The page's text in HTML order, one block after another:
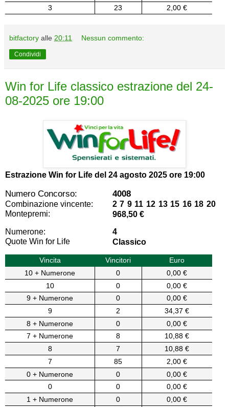
3
23 2,00 €
bitfactory alle 20:11 Nessun commento:
Condividi
Win for Life classico estrazione del 24-
08-2025 ore 19:00
Estrazione Win for Life del 24 agosto 2025 ore 19:00
Numero Concorso: 4008
Combinazione vincente:
2 7 9 11 12 13 15 16 18 20
Montepremi:
968,50 €
Numerone:
4
Quote Win for Life
Classico
Vincita Vincitori
Euro
10 + Numerone
0
0,00 €
10
0
0,00 €
9 + Numerone
0
0,00 €
9
2
34,37 €
8 + Numerone
0
0,00 €
7 + Numerone
8
10,88 €
8
7
10,88 €
7
85
2,00 €
0 + Numerone
0
0,00 €
0
0
0,00 €
1 + Numerone
0
0,00 €